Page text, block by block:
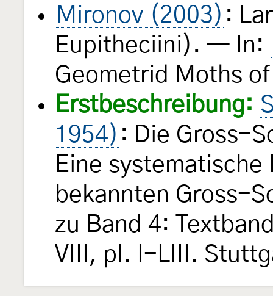
Mironov (2003) :
Eupitheciini). — In:
Geometrid Moths
Erstbeschreibung:
1954) : Die Gross-
Eine
bekannten Gross-
zu Band 4:
VIII, pl. I-LIII.